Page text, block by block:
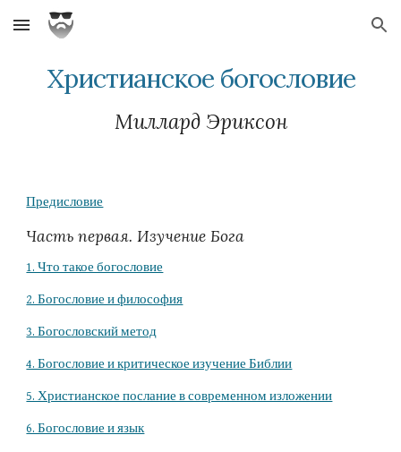
Skip to main content Skip to navigation
Христианское богословие
Миллард Эриксон
Предисловие
Часть первая. Изучение Бога
1. Что такое богословие
2. Богословие и философия
3. Богословский метод
4. Богословие и критическое изучение Библии
5. Христианское послание в современном изложении
6. Богословие и язык